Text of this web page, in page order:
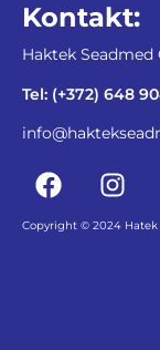
Kontakt:
Haktek Seadmed
Tel: (+372) 648
Copyright © 2024